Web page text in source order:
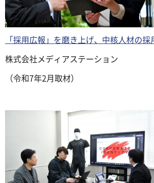
「採用広報」を磨き上げ、中核人材の採
株式会社メディアステーション
（令和7年2月取材）